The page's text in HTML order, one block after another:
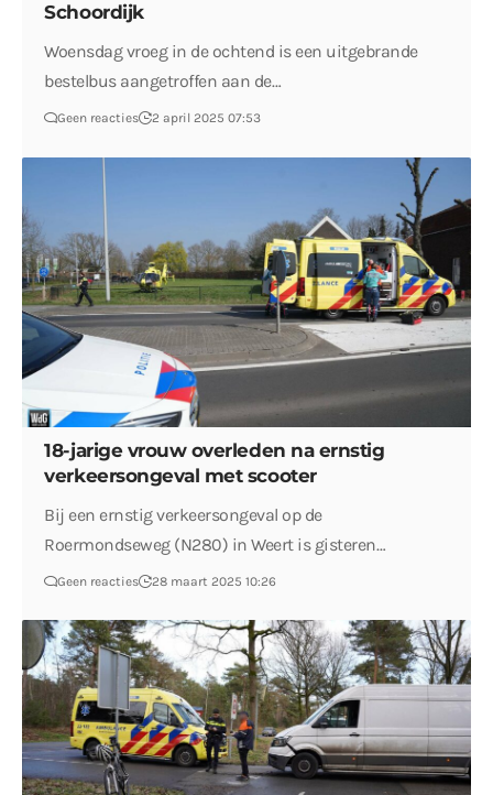
Schoordijk
Woensdag vroeg in de ochtend is een uitgebrande
bestelbus aangetroffen aan de…
Geen reacties 2 april 2025 07:53
18-jarige vrouw overleden na ernstig
verkeersongeval met scooter
Bij een ernstig verkeersongeval op de
Roermondseweg (N280) in Weert is gisteren…
Geen reacties 28 maart 2025 10:26